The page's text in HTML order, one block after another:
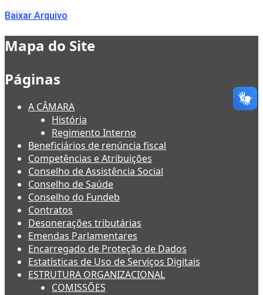
Baixar Arquivo
Mapa do Site
Páginas
A CÂMARA
História
Regimento Interno
Beneficiários de renúncia fiscal
Competências e Atribuições
Conselho de Assistência Social
Conselho de Saúde
Conselho do Fundeb
Contratos
Desonerações tributárias
Emendas Parlamentares
Encarregado de Proteção de Dados
Estatísticas de Uso de Serviços Digitais
ESTRUTURA ORGANIZACIONAL
COMISSÕES